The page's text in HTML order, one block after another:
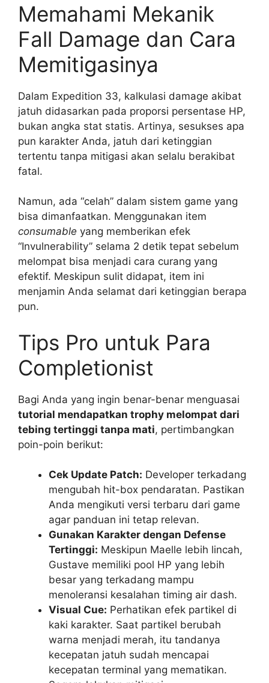
Memahami Mekanik
Fall Damage dan Cara
Memitigasinya
Dalam Expedition 33, kalkulasi damage akibat
jatuh didasarkan pada proporsi persentase HP,
bukan angka stat statis. Artinya, sesukses apa
pun karakter Anda, jatuh dari ketinggian
tertentu tanpa mitigasi akan selalu berakibat
fatal.
Namun, ada “celah” dalam sistem game yang
bisa dimanfaatkan. Menggunakan item
consumable yang memberikan efek
“Invulnerability” selama 2 detik tepat sebelum
melompat bisa menjadi cara curang yang
efektif. Meskipun sulit didapat, item ini
menjamin Anda selamat dari ketinggian berapa
pun.
Tips Pro untuk Para
Completionist
Bagi Anda yang ingin benar-benar menguasai
tutorial mendapatkan trophy melompat dari
tebing tertinggi tanpa mati, pertimbangkan
poin-poin berikut:
Cek Update Patch: Developer terkadang
mengubah hit-box pendaratan. Pastikan
Anda mengikuti versi terbaru dari game
agar panduan ini tetap relevan.
Gunakan Karakter dengan Defense
Tertinggi: Meskipun Maelle lebih lincah,
Gustave memiliki pool HP yang lebih
besar yang terkadang mampu
menoleransi kesalahan timing air dash.
Visual Cue: Perhatikan efek partikel di
kaki karakter. Saat partikel berubah
warna menjadi merah, itu tandanya
kecepatan jatuh sudah mencapai
kecepatan terminal yang mematikan.